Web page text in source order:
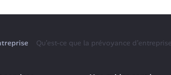
Qu’est-ce que la prévoyance